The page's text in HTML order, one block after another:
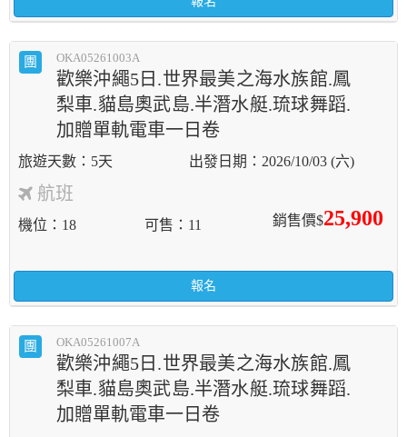
團 OKA05261003A
歡樂沖繩5日.世界最美之海水族館.鳳
梨車.貓島奧武島.半潛水艇.琉球舞蹈.
加贈單軌電車一日卷
5天 2026/10/03 (六)
航班
銷售價$25,900
機位 18 可售 11
報名
團 OKA05261007A
歡樂沖繩5日.世界最美之海水族館.鳳
梨車.貓島奧武島.半潛水艇.琉球舞蹈.
加贈單軌電車一日卷